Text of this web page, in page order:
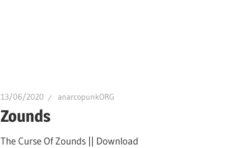
13/06/2020 anarcopunkORG
Zounds
The Curse Of Zounds || Download